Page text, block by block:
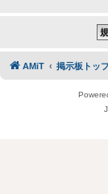
AMiT 掲示板トッ